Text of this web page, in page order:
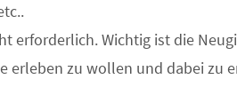
erforderlich. Wichtig ist die
erleben zu wollen und dabei zu